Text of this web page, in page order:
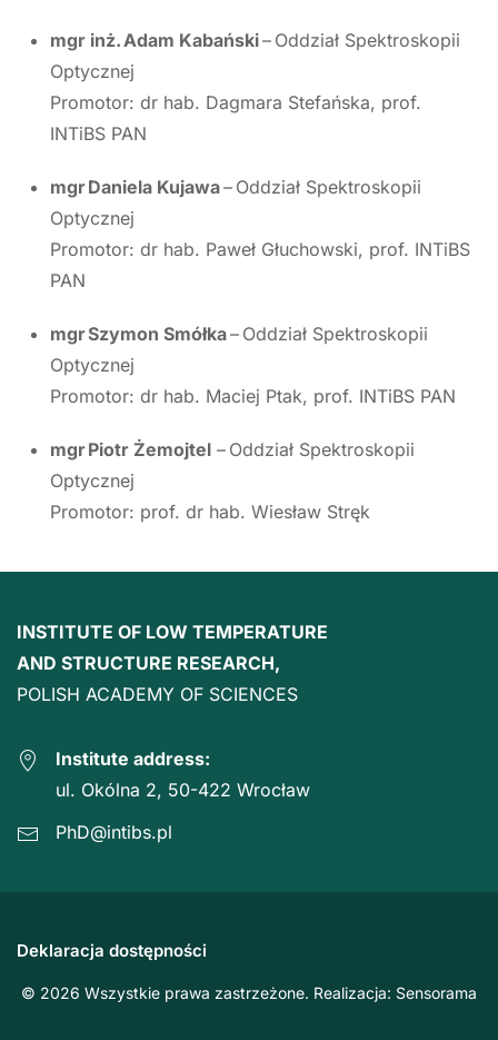
mgr inż. Adam Kabański– Oddział Spektroskopii
Optycznej
Promotor: dr hab. Dagmara Stefańska, prof.
INTiBS PAN
mgr Daniela Kujawa– Oddział Spektroskopii
Optycznej
Promotor: dr hab. Paweł Głuchowski, prof. INTiBS
PAN
mgr Szymon Smółka– Oddział Spektroskopii
Optycznej
Promotor: dr hab. Maciej Ptak, prof. INTiBS PAN
mgr Piotr Żemojtel – Oddział Spektroskopii
Optycznej
Promotor: prof. dr hab. Wiesław Stręk
INSTITUTE OF LOW TEMPERATURE
AND STRUCTURE RESEARCH,
POLISH ACADEMY OF SCIENCES
Institute address:
ul. Okólna 2, 50-422 Wrocław
PhD@intibs.pl
Deklaracja dostępności
© 2026 Wszystkie prawa zastrzeżone. Realizacja: Sensorama